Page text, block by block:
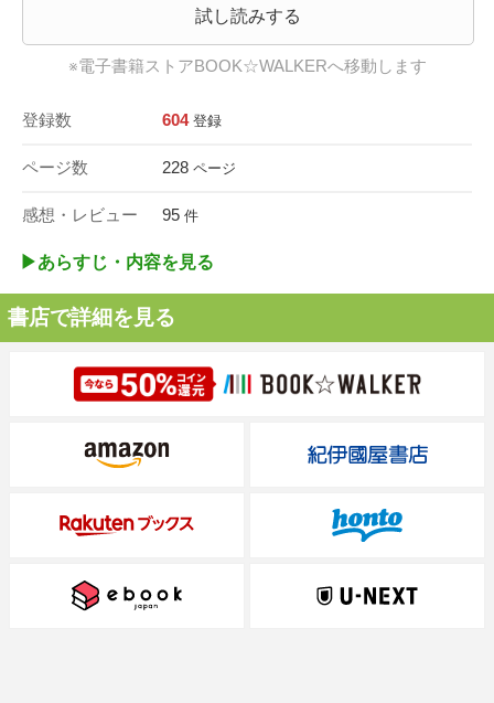
試し読みする
※電子書籍ストアBOOK☆WALKERへ移動します
登録数 604 登録
ページ数 228 ページ
感想・レビュー 95 件
▶︎あらすじ・内容を見る
書店で詳細を見る